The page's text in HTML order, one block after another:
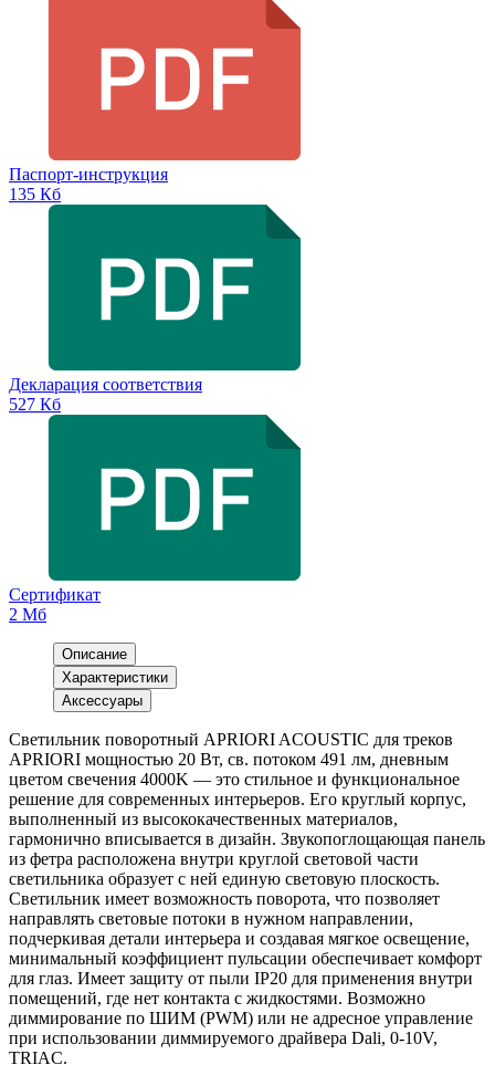
Паспорт-инструкция
135 Кб
Декларация соответствия
527 Кб
Сертификат
2 Мб
Описание
Характеристики
Аксессуары
Светильник поворотный APRIORI ACOUSTIC для треков
APRIORI мощностью 20 Вт, св. потоком 491 лм, дневным
цветом свечения 4000K — это стильное и функциональное
решение для современных интерьеров. Его круглый корпус,
выполненный из высококачественных материалов,
гармонично вписывается в дизайн. Звукопоглощающая панель
из фетра расположена внутри круглой световой части
светильника образует с ней единую световую плоскость.
Светильник имеет возможность поворота, что позволяет
направлять световые потоки в нужном направлении,
подчеркивая детали интерьера и создавая мягкое освещение,
минимальный коэффициент пульсации обеспечивает комфорт
для глаз. Имеет защиту от пыли IP20 для применения внутри
помещений, где нет контакта с жидкостями. Возможно
диммирование по ШИМ (PWM) или не адресное управление
при использовании диммируемого драйвера Dali, 0-10V,
TRIAC.